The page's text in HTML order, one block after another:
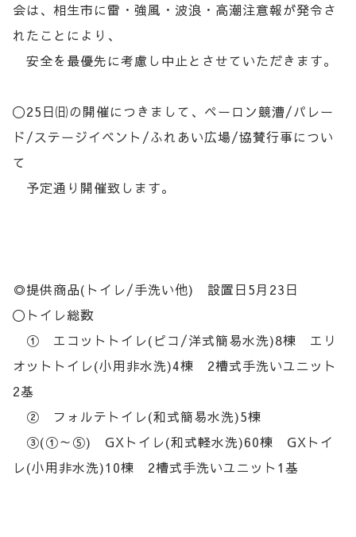
会は、相生市に雷・強風・波浪・高潮注意報が発令さ
れたことにより、
安全を最優先に考慮し中止とさせていただきます。
〇25日㈰の開催につきまして、ペーロン競漕/パレー
ド/ステージイベント/ふれあい広場/協賛行事につい
て
予定通り開催致します。
◎提供商品(トイレ/手洗い他) 設置日5月23日
〇トイレ総数
① エコットトイレ(ピコ/洋式簡易水洗)8棟 エリ
オットトイレ(小用非水洗)4棟 2槽式手洗いユニット
2基
② フォルテトイレ(和式簡易水洗)5棟
③(①～⑤) GXトイレ(和式軽水洗)60棟 GXトイ
レ(小用非水洗)10棟 2槽式手洗いユニット1基